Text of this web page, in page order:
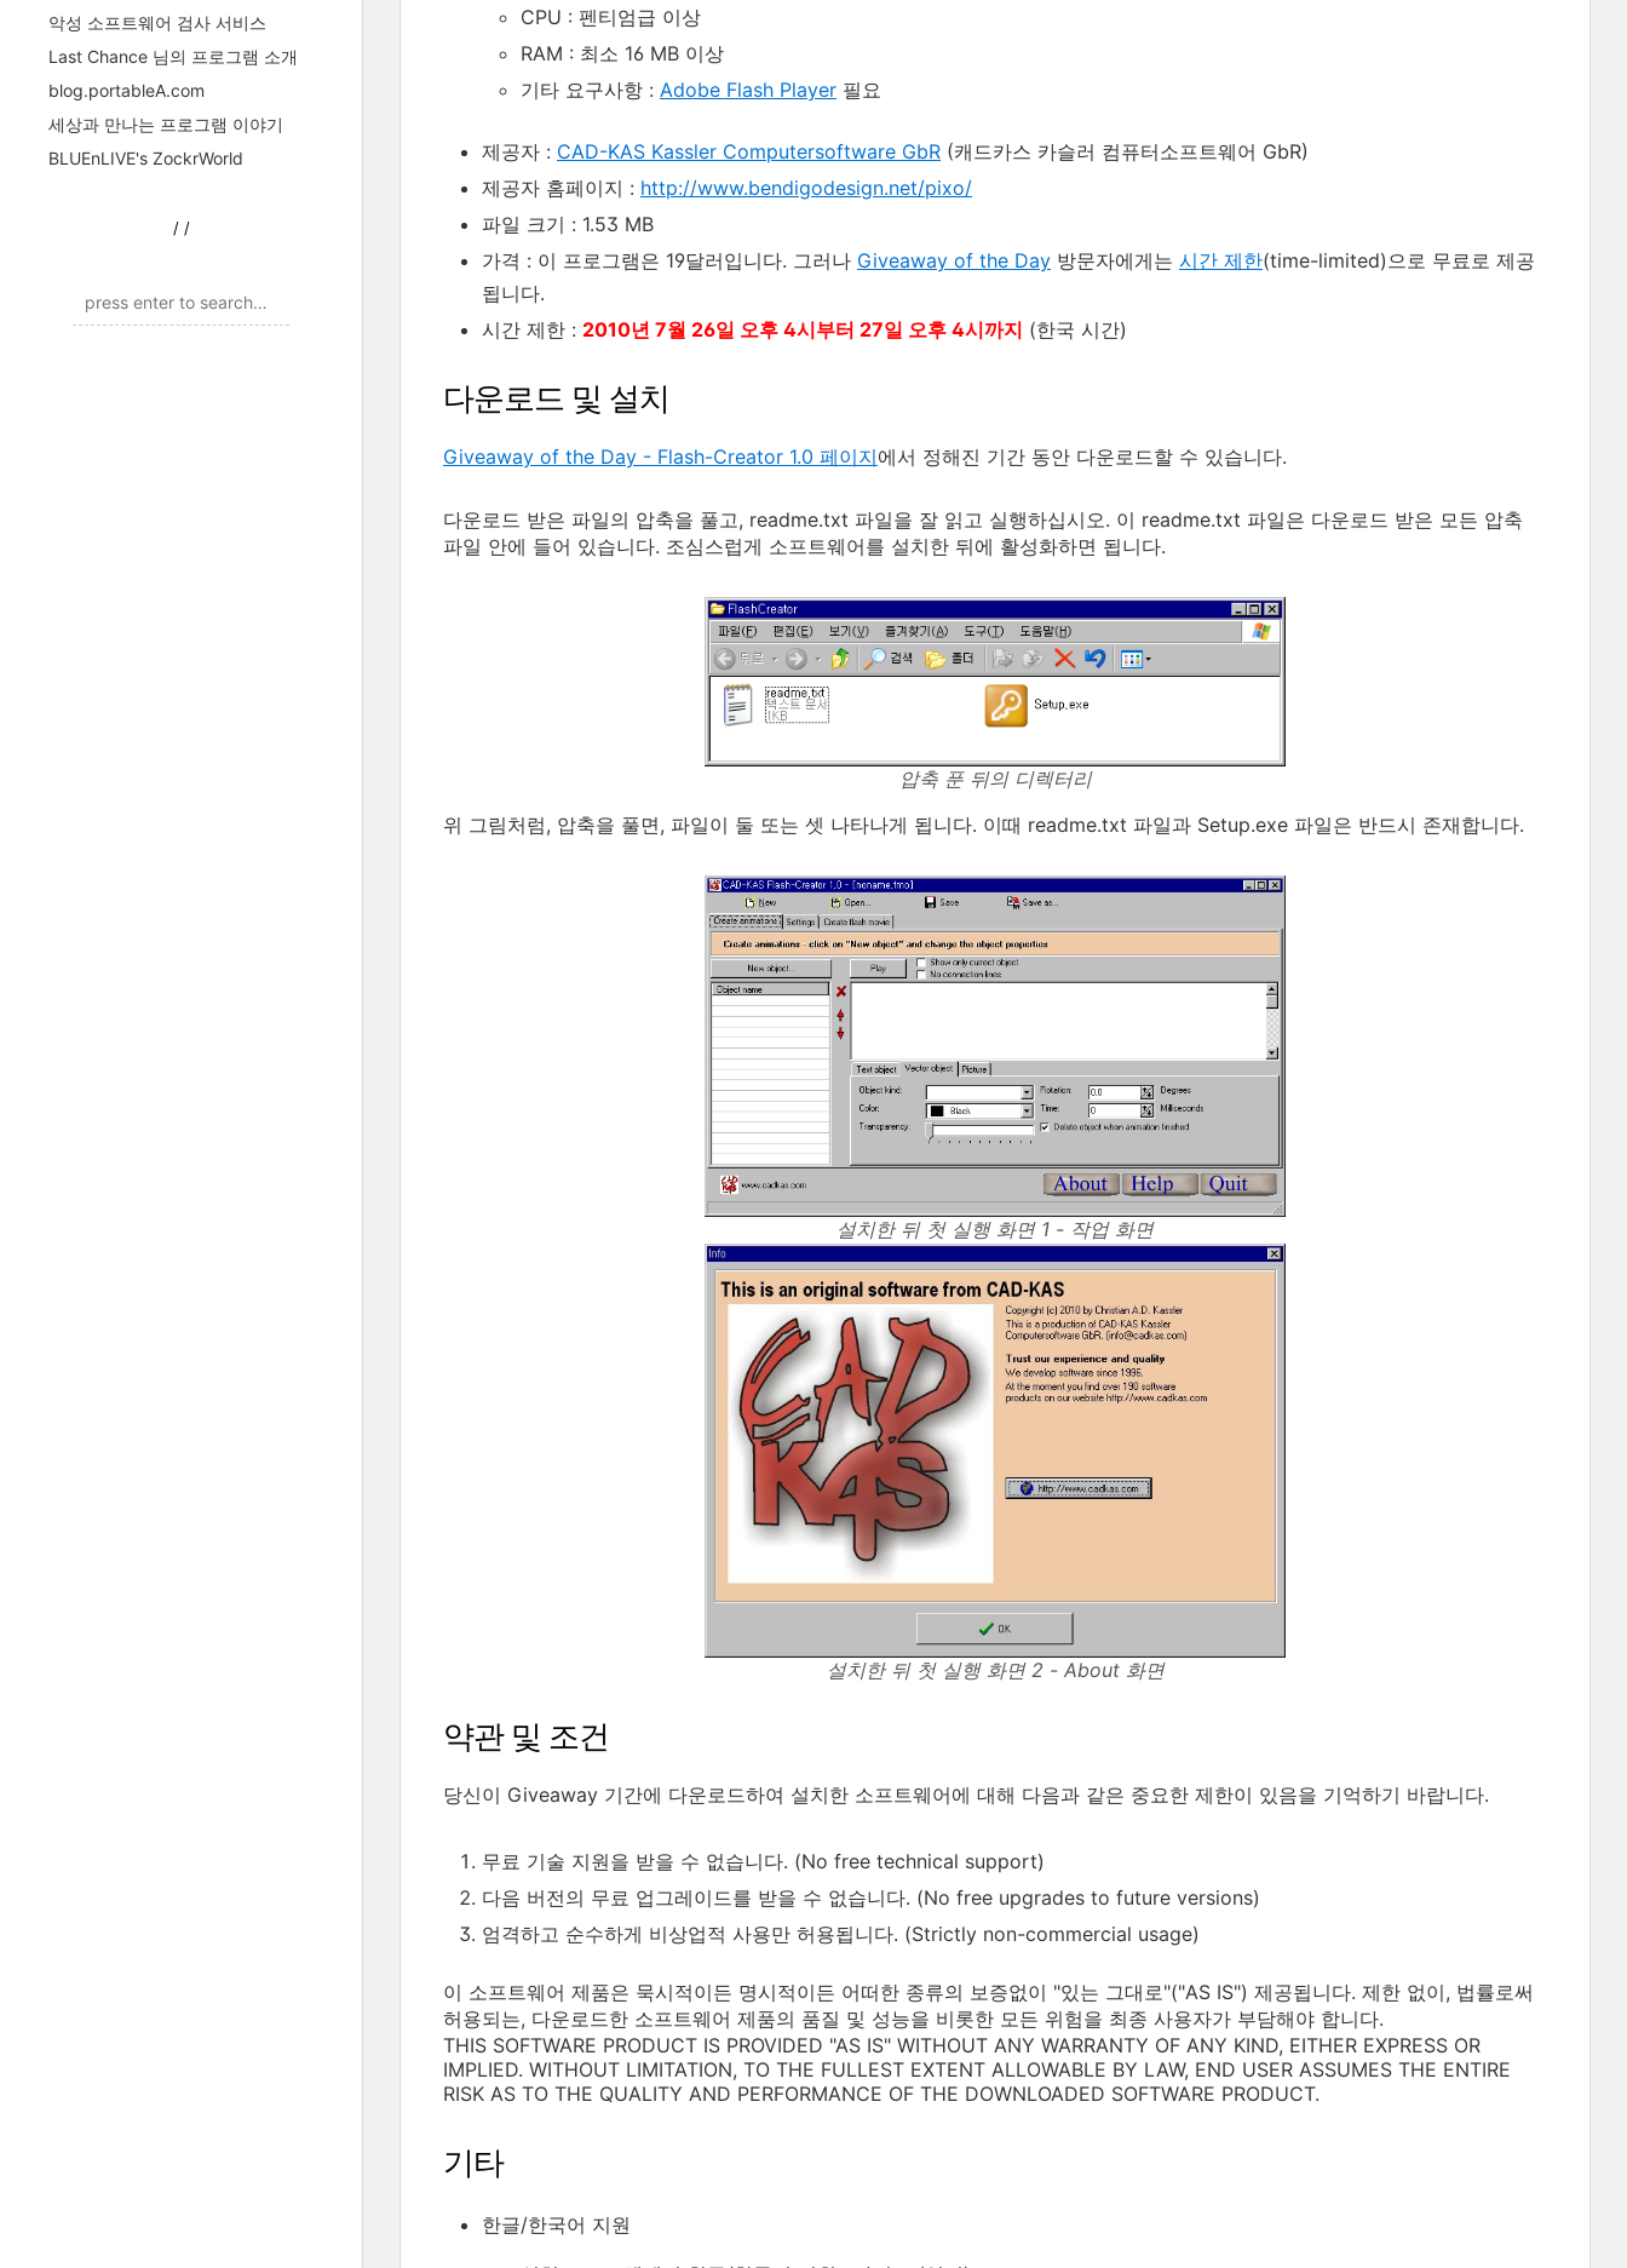
악성 소프트웨어 검사 서비스
Last Chance 님의 프로그램 소개
blog.portableA.com
세상과 만나는 프로그램 이야기
BLUEnLIVE's ZockrWorld
/ /
CPU : 펜티엄급 이상
RAM : 최소 16 MB 이상
기타 요구사항 : Adobe Flash Player 필요
제공자 : CAD-KAS Kassler Computersoftware GbR (캐드카스 카슬러 컴퓨터소프트웨어 GbR)
제공자 홈페이지 : http://www.bendigodesign.net/pixo/
파일 크기 : 1.53 MB
가격 : 이 프로그램은 19달러입니다. 그러나 Giveaway of the Day 방문자에게는 시간 제한(time-limited)으로 무료로 제공
됩니다.
시간 제한 : 2010년 7월 26일 오후 4시부터 27일 오후 4시까지 (한국 시간)
다운로드 및 설치
Giveaway of the Day - Flash-Creator 1.0 페이지에서 정해진 기간 동안 다운로드할 수 있습니다.
다운로드 받은 파일의 압축을 풀고, readme.txt 파일을 잘 읽고 실행하십시오. 이 readme.txt 파일은 다운로드 받은 모든 압축
파일 안에 들어 있습니다. 조심스럽게 소프트웨어를 설치한 뒤에 활성화하면 됩니다.
압축 푼 뒤의 디렉터리
위 그림처럼, 압축을 풀면, 파일이 둘 또는 셋 나타나게 됩니다. 이때 readme.txt 파일과 Setup.exe 파일은 반드시 존재합니다.
설치한 뒤 첫 실행 화면 1 - 작업 화면
설치한 뒤 첫 실행 화면 2 - About 화면
약관 및 조건
당신이 Giveaway 기간에 다운로드하여 설치한 소프트웨어에 대해 다음과 같은 중요한 제한이 있음을 기억하기 바랍니다.
무료 기술 지원을 받을 수 없습니다. (No free technical support)
다음 버전의 무료 업그레이드를 받을 수 없습니다. (No free upgrades to future versions)
엄격하고 순수하게 비상업적 사용만 허용됩니다. (Strictly non-commercial usage)
이 소프트웨어 제품은 묵시적이든 명시적이든 어떠한 종류의 보증없이 "있는 그대로"("AS IS") 제공됩니다. 제한 없이, 법률로써
허용되는, 다운로드한 소프트웨어 제품의 품질 및 성능을 비롯한 모든 위험을 최종 사용자가 부담해야 합니다.
THIS SOFTWARE PRODUCT IS PROVIDED "AS IS" WITHOUT ANY WARRANTY OF ANY KIND, EITHER EXPRESS OR
IMPLIED. WITHOUT LIMITATION, TO THE FULLEST EXTENT ALLOWABLE BY LAW, END USER ASSUMES THE ENTIRE
RISK AS TO THE QUALITY AND PERFORMANCE OF THE DOWNLOADED SOFTWARE PRODUCT.
기타
한글/한국어 지원